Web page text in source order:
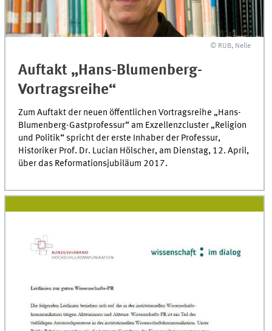
© RUB, Nelle
Auftakt „Hans-Blumenberg-
Vortragsreihe“
Zum Auftakt der neuen öffentlichen Vortragsreihe „Hans-
Blumenberg-Gastprofessur“ am Exzellenzcluster „Religion
und Politik“ spricht der erste Inhaber der Professur,
Historiker Prof. Dr. Lucian Hölscher, am Dienstag, 12. April,
über das Reformationsjubiläum 2017.